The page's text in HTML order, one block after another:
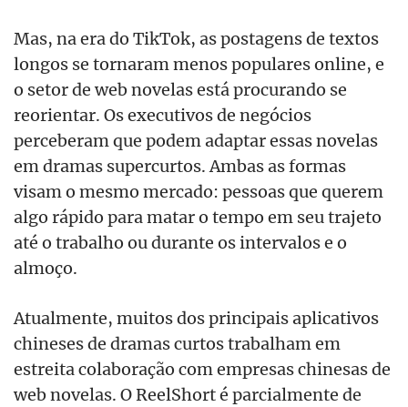
Mas, na era do TikTok, as postagens de textos
longos se tornaram menos populares online, e
o setor de web novelas está procurando se
reorientar. Os executivos de negócios
perceberam que podem adaptar essas novelas
em dramas supercurtos. Ambas as formas
visam o mesmo mercado: pessoas que querem
algo rápido para matar o tempo em seu trajeto
até o trabalho ou durante os intervalos e o
almoço.
Atualmente, muitos dos principais aplicativos
chineses de dramas curtos trabalham em
estreita colaboração com empresas chinesas de
web novelas. O ReelShort é parcialmente de